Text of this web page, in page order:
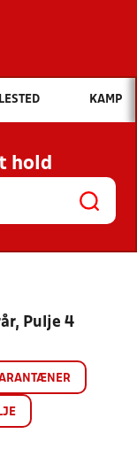
vil du søge efter?
OG NYHEDER
OG
KAMP
hold
Pulje 4